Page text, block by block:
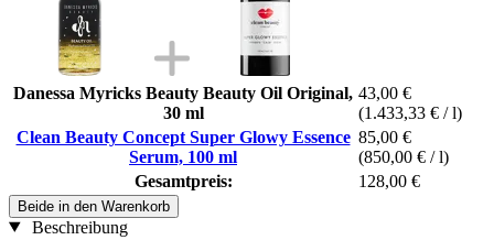
Danessa Myricks Beauty Beauty Oil Original,
30 ml
43,00 €
(1.433,33 € / l)
Clean Beauty Concept Super Glowy Essence
Serum, 100 ml
85,00 €
(850,00 € / l)
Gesamtpreis:
128,00 €
Beide in den Warenkorb
Beschreibung